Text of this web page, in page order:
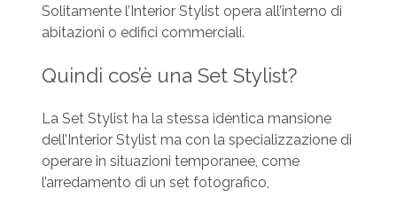
Solitamente l’Interior Stylist opera all’interno di
abitazioni o edifici commerciali.
Quindi cos’è una Set Stylist?
La Set Stylist ha la stessa identica mansione
dell’Interior Stylist ma con la specializzazione di
operare in situazioni temporanee, come
l’arredamento di un set fotografico,